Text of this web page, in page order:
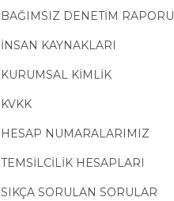
BAĞIMSIZ DENETİM RAPORU
İNSAN KAYNAKLARI
KURUMSAL KİMLİK
KVKK
HESAP NUMARALARIMIZ
TEMSİLCİLİK HESAPLARI
SIKÇA SORULAN SORULAR